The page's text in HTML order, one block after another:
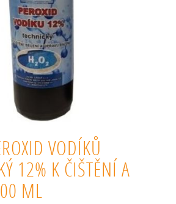
VODÍKŮ
12% K ČIŠTĚNÍ A
ML